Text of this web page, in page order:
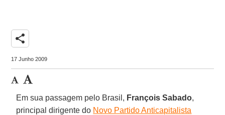
share
17 Junho 2009
Em sua passagem pelo Brasil, François Sabado,
principal dirigente do Novo Partido Anticapitalista